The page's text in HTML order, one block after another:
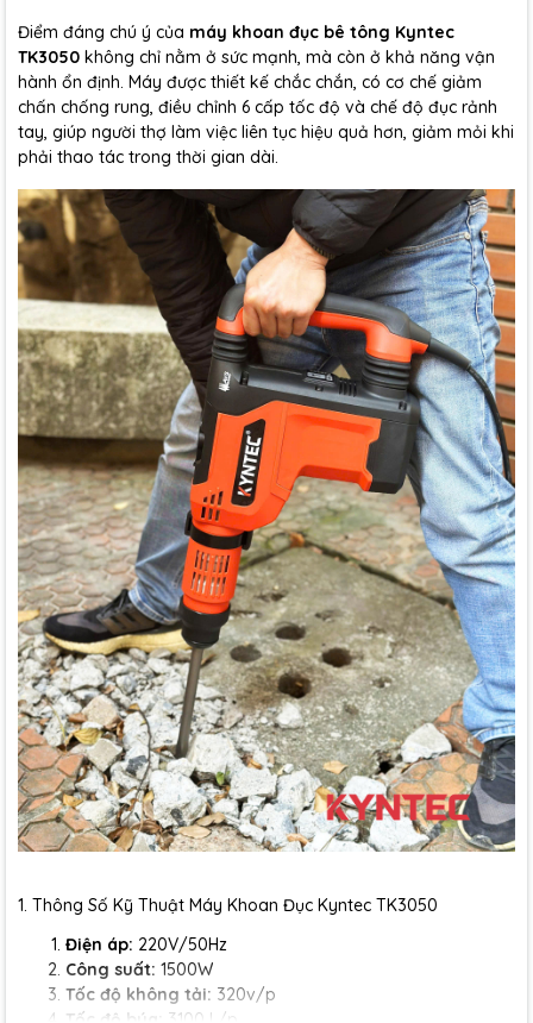
Điểm đáng chú ý của máy khoan đục bê tông Kyntec
TK3050 không chỉ nằm ở sức mạnh, mà còn ở khả năng vận
hành ổn định. Máy được thiết kế chắc chắn, có cơ chế giảm
chấn chống rung, điều chỉnh 6 cấp tốc độ và chế độ đục rảnh
tay, giúp người thợ làm việc liên tục hiệu quả hơn, giảm mỏi khi
phải thao tác trong thời gian dài.
1. Thông Số Kỹ Thuật Máy Khoan Đục Kyntec TK3050
Điện áp: 220V/50Hz
Công suất: 1500W
Tốc độ không tải: 320v/p